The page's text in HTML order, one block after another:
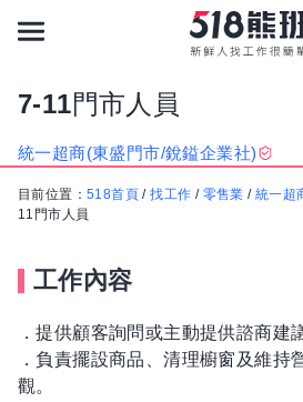
7-11門市人員
統一超商(東盛門市/銳鎰企業社)
目前位置： 518首頁 /找工作 / 零售業 /統一超
11門市人員
工作內容
．提供顧客詢問或主動提供諮商建
．負責擺設商品、清理櫥窗及維持
觀。